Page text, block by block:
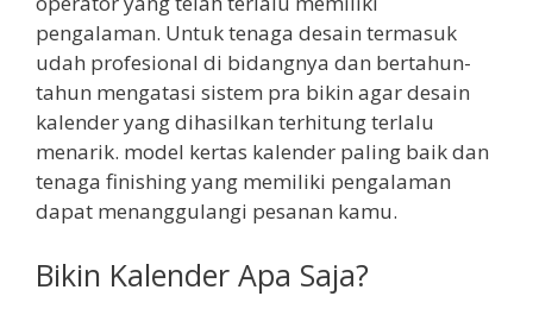
pengalaman. Untuk tenaga desain termasuk
udah profesional di bidangnya dan bertahun-
tahun mengatasi sistem pra bikin agar desain
kalender yang dihasilkan terhitung terlalu
menarik. model kertas kalender paling baik dan
tenaga finishing yang memiliki pengalaman
dapat menanggulangi pesanan kamu.
Bikin Kalender Apa Saja?